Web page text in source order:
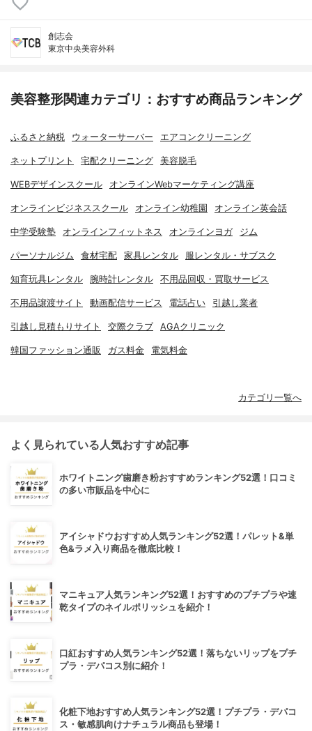
創志会
東京中央美容外科
美容整形関連カテゴリ：おすすめ商品ランキング
ふるさと納税 ウォーターサーバー エアコンクリーニング
ネットプリント 宅配クリーニング 美容脱毛
WEBデザインスクール オンラインWebマーケティング講座
オンラインビジネススクール オンライン幼稚園 オンライン英会話
中学受験塾 オンラインフィットネス オンラインヨガ ジム
パーソナルジム 食材宅配 家具レンタル 服レンタル・サブスク
知育玩具レンタル 腕時計レンタル 不用品回収・買取サービス
不用品譲渡サイト 動画配信サービス 電話占い 引越し業者
引越し見積もりサイト 交際クラブ AGAクリニック
韓国ファッション通販 ガス料金 電気料金
カテゴリ一覧へ
よく見られている人気おすすめ記事
ホワイトニング歯磨き粉おすすめランキング52選！口コミ
の多い市販品を中心に
アイシャドウおすすめ人気ランキング52選！パレット&単
色&ラメ入り商品を徹底比較！
マニキュア人気ランキング52選！おすすめのプチプラや速
乾タイプのネイルポリッシュを紹介！
口紅おすすめ人気ランキング52選！落ちないリップをプチ
プラ・デパコス別に紹介！
化粧下地おすすめ人気ランキング52選！プチプラ・デパコ
ス・敏感肌向けナチュラル商品も登場！